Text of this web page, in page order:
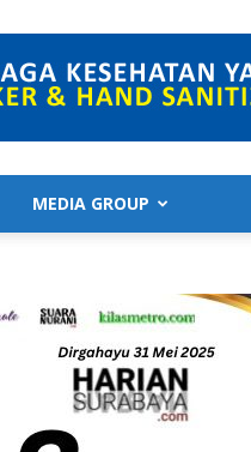
MEDIA GROUP